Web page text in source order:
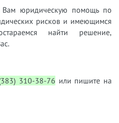
юридическую помощь по
рисков и имеющимся
найти решение,
310-38-76 или пишите на